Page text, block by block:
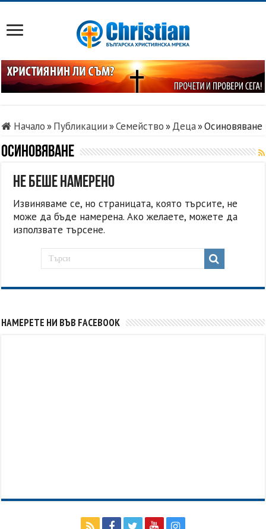
Начало»Публикации»Семейство»Деца»Осиновяване
Осиновяване
Не беше намерено
Извиняваме се, но страницата, която търсите, не
може да бъде намерена. Ако желаете, можете да
използвате търсене.
НАМЕРЕТЕ НИ ВЪВ FACEBOOK